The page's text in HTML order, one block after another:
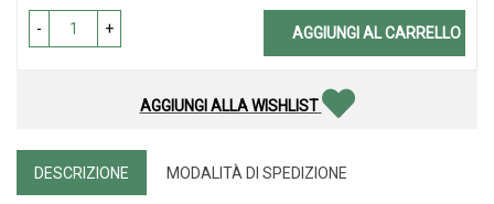
- + AGGIUNGI AL CARRELLO
AGGIUNGI ALLA WISHLIST
DESCRIZIONE MODALITÀ DI SPEDIZIONE